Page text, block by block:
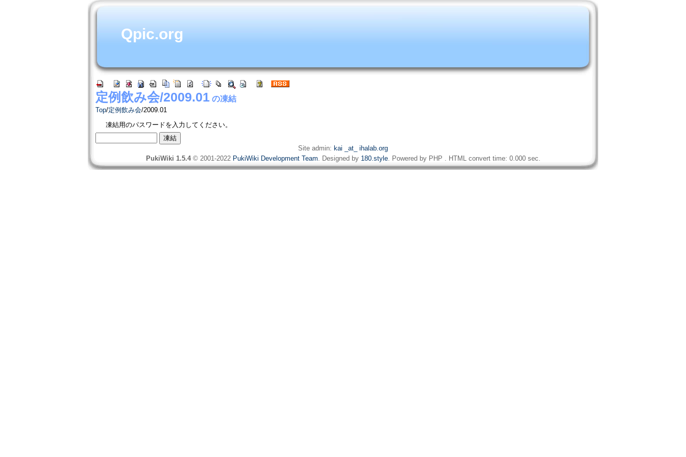
Qpic.org
定例飲み会/2009.01 の凍結
Top/定例飲み会/2009.01
凍結用のパスワードを入力してください。
Site admin: kai _at_ ihalab.org
PukiWiki 1.5.4© 2001-2022 PukiWiki Development Team. Designed by 180.style. Powered by PHP . HTML convert time: 0.000 sec.